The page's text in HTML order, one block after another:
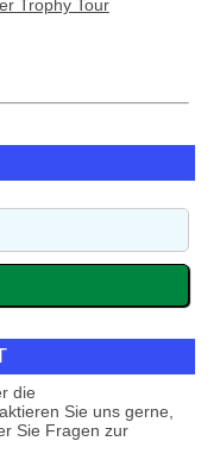
Trophy Tour
die
Sie uns gerne,
Sie Fragen zur